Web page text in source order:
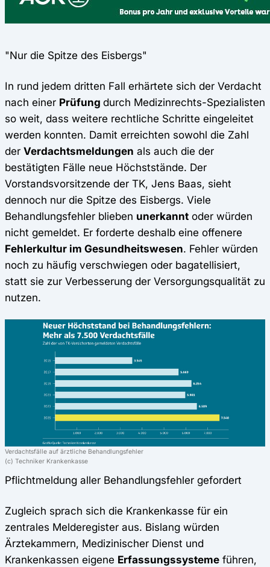
"Nur die Spitze des Eisbergs"
In rund jedem dritten Fall erhärtete sich der Verdacht
nach einer Prüfung durch Medizinrechts-Spezialisten
so weit, dass weitere rechtliche Schritte eingeleitet
werden konnten. Damit erreichten sowohl die Zahl
der Verdachtsmeldungen als auch die der
bestätigten Fälle neue Höchststände. Der
Vorstandsvorsitzende der TK, Jens Baas, sieht
dennoch nur die Spitze des Eisbergs. Viele
Behandlungsfehler blieben unerkannt oder würden
nicht gemeldet. Er forderte deshalb eine offenere
Fehlerkultur im Gesundheitswesen. Fehler würden
noch zu häufig verschwiegen oder bagatellisiert,
statt sie zur Verbesserung der Versorgungsqualität zu
nutzen.
Verdachtsfälle auf ärztliche Behandlungsfehler
(c) Techniker Krankenkasse
Pflichtmeldung aller Behandlungsfehler gefordert
Zugleich sprach sich die Krankenkasse für ein
zentrales Melderegister aus. Bislang würden
Ärztekammern, Medizinischer Dienst und
Krankenkassen eigene Erfassungssysteme führen,